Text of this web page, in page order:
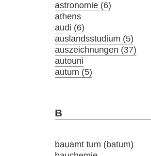
astronomie (6)
athens
audi (6)
auslandsstudium (5)
auszeichnungen (37)
autouni
autum (5)
B
bauamt tum (batum)